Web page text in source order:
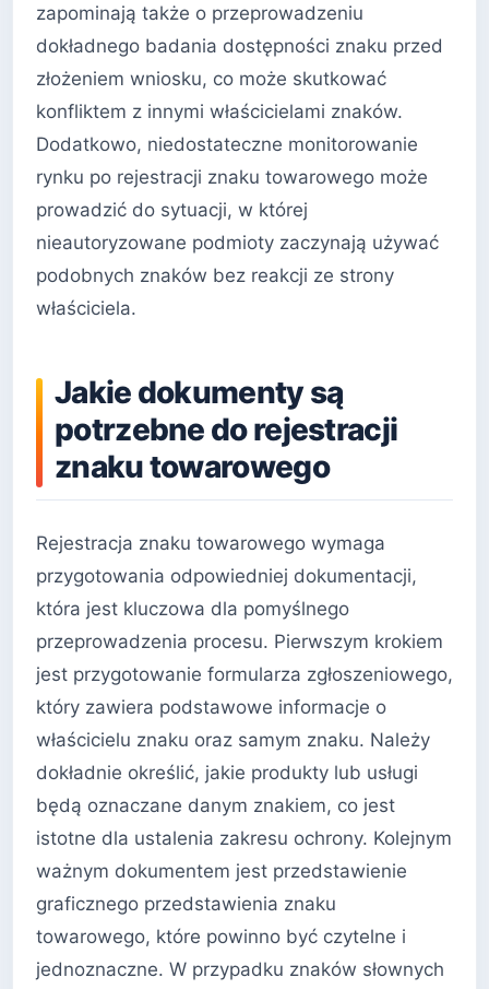
zapominają także o przeprowadzeniu
dokładnego badania dostępności znaku przed
złożeniem wniosku, co może skutkować
konfliktem z innymi właścicielami znaków.
Dodatkowo, niedostateczne monitorowanie
rynku po rejestracji znaku towarowego może
prowadzić do sytuacji, w której
nieautoryzowane podmioty zaczynają używać
podobnych znaków bez reakcji ze strony
właściciela.
Jakie dokumenty są
potrzebne do rejestracji
znaku towarowego
Rejestracja znaku towarowego wymaga
przygotowania odpowiedniej dokumentacji,
która jest kluczowa dla pomyślnego
przeprowadzenia procesu. Pierwszym krokiem
jest przygotowanie formularza zgłoszeniowego,
który zawiera podstawowe informacje o
właścicielu znaku oraz samym znaku. Należy
dokładnie określić, jakie produkty lub usługi
będą oznaczane danym znakiem, co jest
istotne dla ustalenia zakresu ochrony. Kolejnym
ważnym dokumentem jest przedstawienie
graficznego przedstawienia znaku
towarowego, które powinno być czytelne i
jednoznaczne. W przypadku znaków słownych